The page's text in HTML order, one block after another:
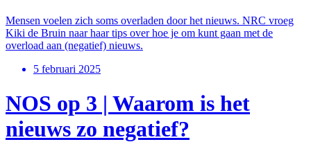
Mensen voelen zich soms overladen door het nieuws. NRC vroeg
Kiki de Bruin naar haar tips over hoe je om kunt gaan met de
overload aan (negatief) nieuws.
5 februari 2025
NOS op 3 | Waarom is het
nieuws zo negatief?